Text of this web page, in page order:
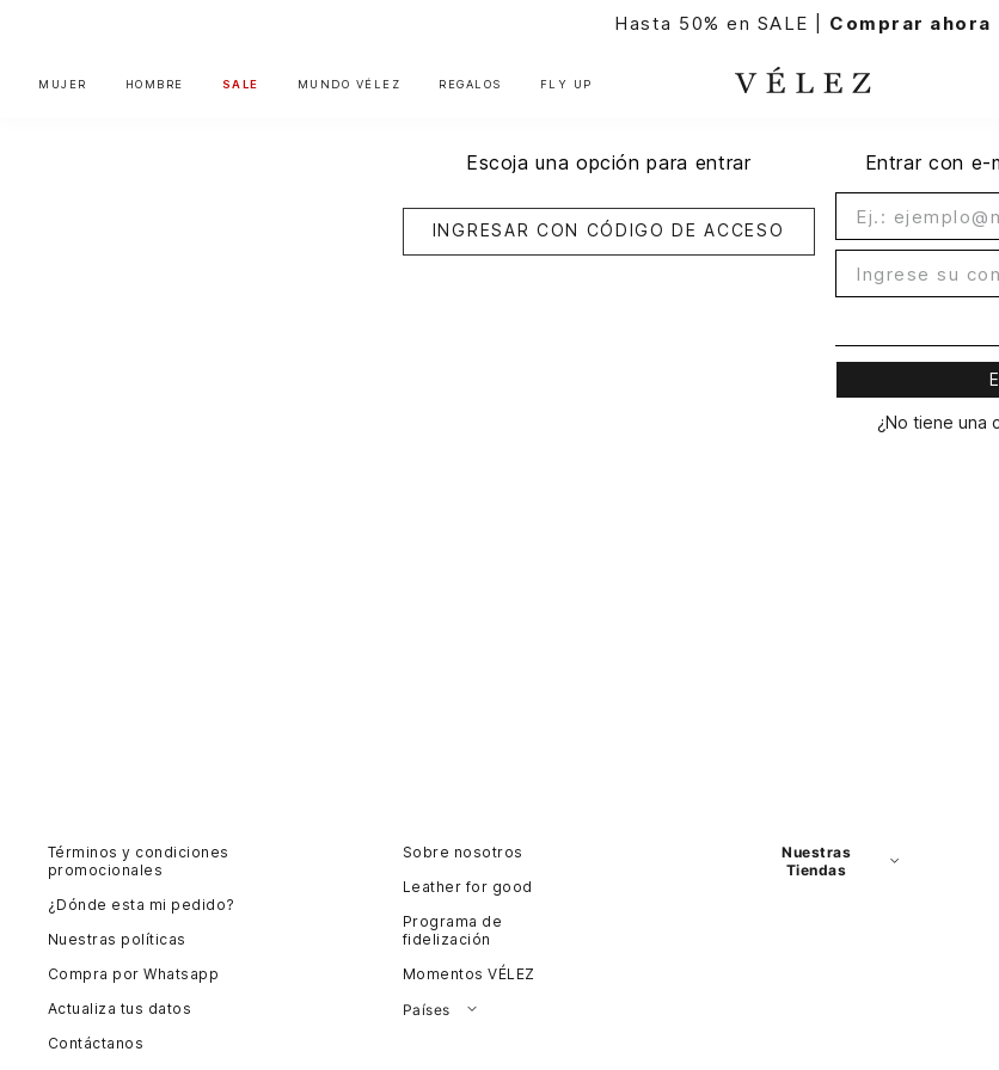
Hasta 50% en SALE | Comprar ahora
MUJER HOMBRE SALE MUNDO VÉLEZ REGALOS FLY UP
Escoja una opción para entrar Entrar con e-
¿No tiene una
Términos y condiciones
promocionales
¿Dónde esta mi pedido?
Nuestras políticas
Compra por Whatsapp
Actualiza tus datos
Contáctanos
Sobre nosotros
Leather for good
Programa de
fidelización
Momentos VÉLEZ
Países
Nuestras
Tiendas